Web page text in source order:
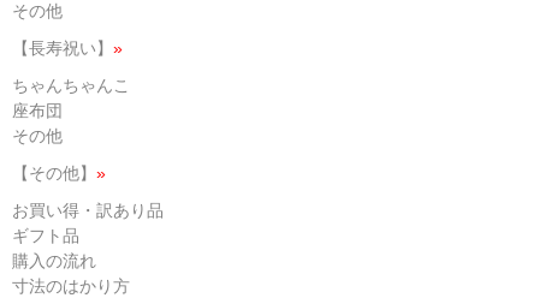
その他
【長寿祝い】 »
ちゃんちゃんこ
座布団
その他
【その他】 »
お買い得・訳あり品
ギフト品
購入の流れ
寸法のはかり方